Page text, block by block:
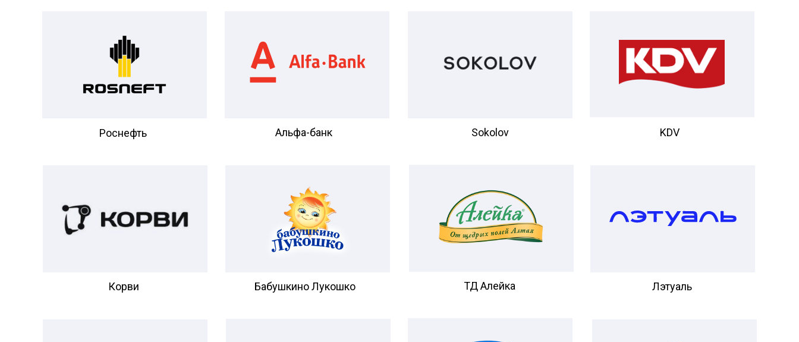
Альфа-банк
Роснефть KDV
Бабушкино Лукошко Лэтуаль
Корви
Sokolov
ТД Алейка